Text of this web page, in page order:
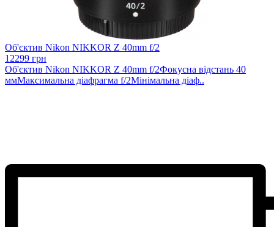
Об'єктив Nikon NIKKOR Z 40mm f/2
12299 грн
Об'єктив Nikon NIKKOR Z 40mm f/2Фокусна відстань 40
ммМаксимальна діафрагма f/2Мінімальна діаф..